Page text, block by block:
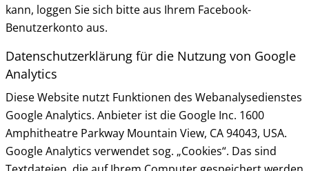
kann, loggen Sie sich bitte aus Ihrem Facebook-
Benutzerkonto aus.
Datenschutzerklärung für die Nutzung von Google
Analytics
Diese Website nutzt Funktionen des Webanalysedienstes
Google Analytics. Anbieter ist die Google Inc. 1600
Amphitheatre Parkway Mountain View, CA 94043, USA.
Google Analytics verwendet sog. „Cookies“. Das sind